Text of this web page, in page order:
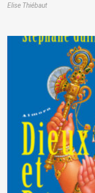
Elise Thiébaut